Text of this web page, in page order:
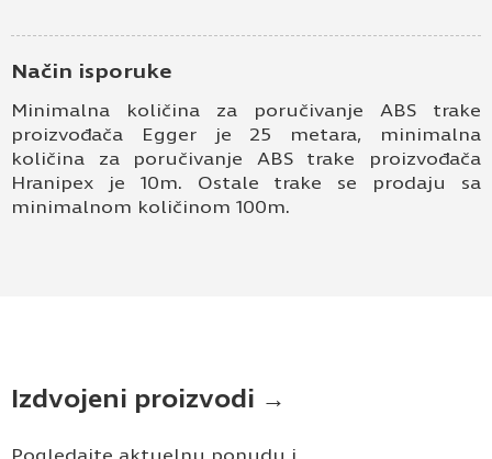
Način isporuke
Minimalna količina za poručivanje ABS trake
proizvođača Egger je 25 metara, minimalna
količina za poručivanje ABS trake proizvođača
Hranipex je 10m. Ostale trake se prodaju sa
minimalnom količinom 100m.
Izdvojeni proizvodi →